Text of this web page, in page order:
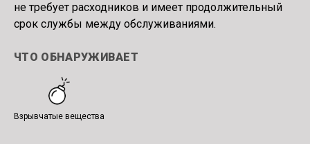
не требует расходников и имеет продолжительный
срок службы между обслуживаниями.
ЧТО ОБНАРУЖИВАЕТ
Взрывчатые вещества